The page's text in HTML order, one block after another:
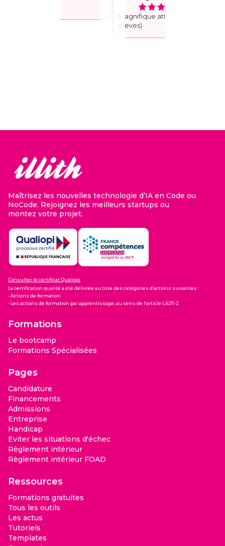
Magnifique attention sur nous
eleves)
Maîtrisez les nouvelles technologie d’IA en Code ou
NoCode. Rejoignez les meilleurs startups ou
montez votre projet.
Consulter le certificat Qualiopi
La certification qualité a été délivrée au titre des catégories d’actions suivantes :
- Actions de formation
- Les actions de formation par apprentissage, au sens de l’article L.6211-2
Formations
Le bootcamp
Formations Spécialisées
Pages
Candidature
Financements
Admissions
Entreprise
Handicap
Eviter les situations d'échec
Règlement intérieur
Règlement intérieur FOAD
Ressources
Formations gratuites
Tous les outils
Les actus
Tutoriels
Templates